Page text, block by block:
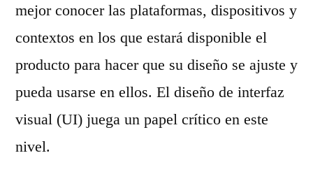
mejor conocer las plataformas, dispositivos y
contextos en los que estará disponible el
producto para hacer que su diseño se ajuste y
pueda usarse en ellos. El diseño de interfaz
visual (UI) juega un papel crítico en este
nivel.